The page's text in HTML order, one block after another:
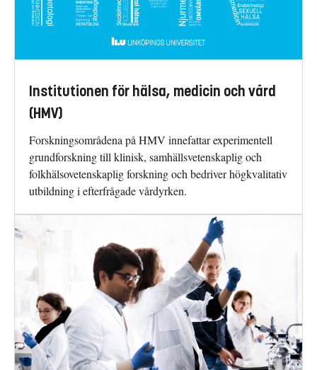
Institutionen för hälsa, medicin och vård
(HMV)
Forskningsområdena på HMV innefattar experimentell
grundforskning till klinisk, samhällsvetenskaplig och
folkhälsovetenskaplig forskning och bedriver högkvalitativ
utbildning i efterfrågade vårdyrken.